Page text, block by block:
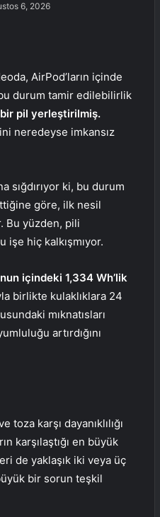
6, 2026
AirPod’ların içinde
durum tamir edilebilirlik
pil yerleştirilmiş.
neredeyse imkansız
sığdırıyor ki, bu durum
göre, ilk nesil
Bu yüzden, pili
hiç kalkışmıyor.
içindeki 1,334 Wh’lik
birlikte kulaklıklara 24
mıknatısları
artırdığını
karşı dayanıklılığı
karşılaştığı en büyük
de yaklaşık iki veya üç
bir sorun teşkil